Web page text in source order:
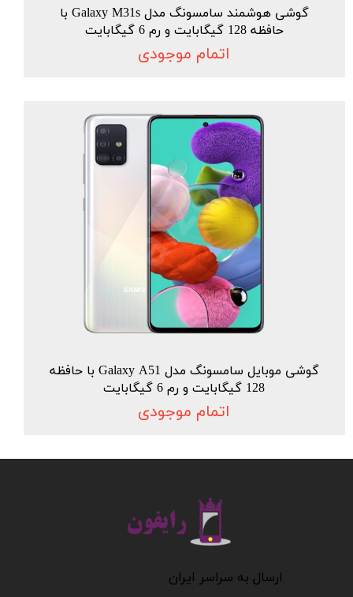
گوشی هوشمند سامسونگ مدل Galaxy M31s با
حافظه 128 گیگابایت و رم 6 گیگابایت
اتمام موجودی
گوشی موبایل سامسونگ مدل Galaxy A51 با حافظه
128 گیگابایت و رم 6 گیگابایت
اتمام موجودی
​​​​​​ارسال به سراسر ایران